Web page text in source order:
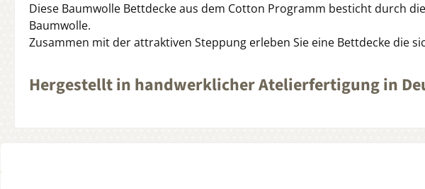
Diese Baumwolle Bettdecke aus dem Cotton Programm besticht durch
Baumwolle.
Zusammen mit der attraktiven Steppung erleben Sie eine Bettdecke die
Hergestellt in handwerklicher Atelierfertigung in